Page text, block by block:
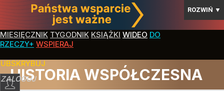
ROZWIŃ ▼
MIESIĘCZNIK TYGODNIK KSIĄŻKI WIDEO DO
RZECZY+ WSPIERAJ
ZALOGUJ
HISTORIA WSPÓŁCZESNA